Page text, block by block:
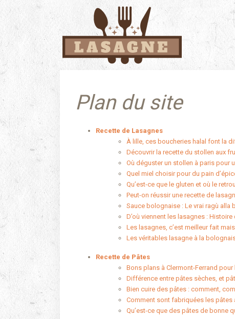
Plan du site
Recette de Lasagnes
À lille, ces boucheries halal font la
Découvrir la recette du stollen aux
Où déguster un stollen à paris pour
Quel miel choisir pour du pain
Qu’est-ce que le gluten et où le
Peut-on réussir une recette de
Sauce bolognaise : Le vrai ragù
D’où viennent les lasagnes : Histoire
Les lasagnes, c’est meilleur fait
Les véritables lasagne à la
Recette de Pâtes
Bons plans à Clermont-Ferrand
Différence entre pâtes sèches, et
Bien cuire des pâtes : comment,
Comment sont fabriquées les pâtes
Qu’est-ce que des pâtes de bonne